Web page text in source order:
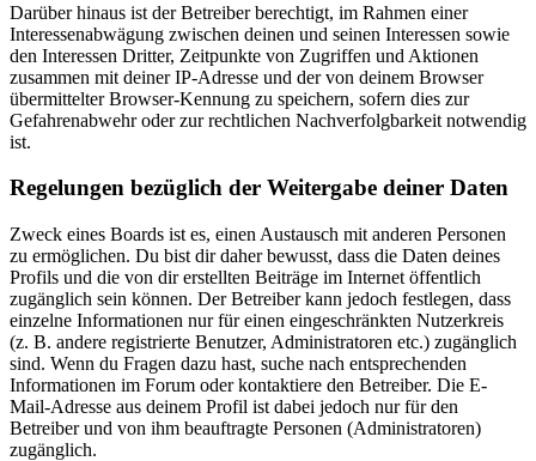
Darüber hinaus ist der Betreiber berechtigt, im Rahmen einer
Interessenabwägung zwischen deinen und seinen Interessen sowie
den Interessen Dritter, Zeitpunkte von Zugriffen und Aktionen
zusammen mit deiner IP-Adresse und der von deinem Browser
übermittelter Browser-Kennung zu speichern, sofern dies zur
Gefahrenabwehr oder zur rechtlichen Nachverfolgbarkeit notwendig
ist.
Regelungen bezüglich der Weitergabe deiner Daten
Zweck eines Boards ist es, einen Austausch mit anderen Personen
zu ermöglichen. Du bist dir daher bewusst, dass die Daten deines
Profils und die von dir erstellten Beiträge im Internet öffentlich
zugänglich sein können. Der Betreiber kann jedoch festlegen, dass
einzelne Informationen nur für einen eingeschränkten Nutzerkreis
(z. B. andere registrierte Benutzer, Administratoren etc.) zugänglich
sind. Wenn du Fragen dazu hast, suche nach entsprechenden
Informationen im Forum oder kontaktiere den Betreiber. Die E-
Mail-Adresse aus deinem Profil ist dabei jedoch nur für den
Betreiber und von ihm beauftragte Personen (Administratoren)
zugänglich.